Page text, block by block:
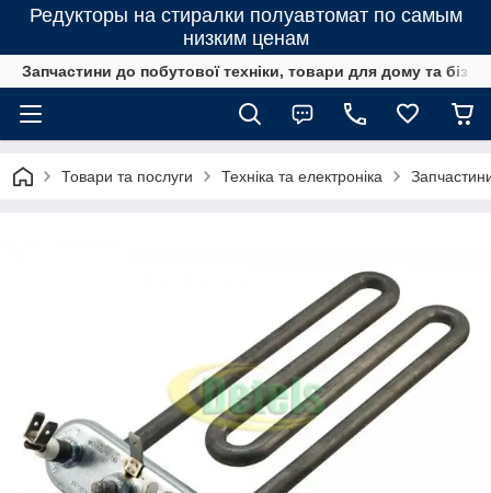
Редукторы на стиралки полуавтомат по самым
низким ценам
Запчастини до побутової техніки, товари для дому та
Товари та послуги Техніка та електроніка